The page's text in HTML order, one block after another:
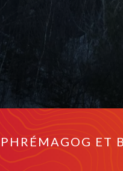
ET